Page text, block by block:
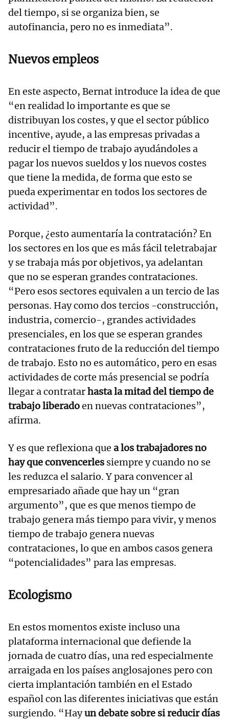
del tiempo, si se organiza bien, se
autofinancia, pero no es inmediata”.
Nuevos empleos
En este aspecto, Bernat introduce la idea de que
“en realidad lo importante es que se
distribuyan los costes, y que el sector público
incentive, ayude, a las empresas privadas a
reducir el tiempo de trabajo ayudándoles a
pagar los nuevos sueldos y los nuevos costes
que tiene la medida, de forma que esto se
pueda experimentar en todos los sectores de
actividad”.
Porque, ¿esto aumentaría la contratación? En
los sectores en los que es más fácil teletrabajar
y se trabaja más por objetivos, ya adelantan
que no se esperan grandes contrataciones.
“Pero esos sectores equivalen a un tercio de las
personas. Hay como dos tercios -construcción,
industria, comercio-, grandes actividades
presenciales, en los que se esperan grandes
contrataciones fruto de la reducción del tiempo
de trabajo. Esto no es automático, pero en esas
actividades de corte más presencial se podría
llegar a contratarhasta la mitad del tiempo de
trabajo liberadoen nuevas contrataciones”,
afirma.
Y es que reflexiona que a los trabajadores no
hay que convencerles siempre y cuando no se
les reduzca el salario. Y para convencer al
empresariado añade que hay un “gran
argumento”, que es que menos tiempo de
trabajo genera más tiempo para vivir, y menos
tiempo de trabajo genera nuevas
contrataciones, lo que en ambos casos genera
“potencialidades” para las empresas.
Ecologismo
En estos momentos existe incluso una
plataforma internacional que defiende la
jornada de cuatro días, una red especialmente
arraigada en los países anglosajones pero con
cierta implantación también en el Estado
español con las diferentes iniciativas que están
surgiendo. “Hayun debate sobre si reducir días